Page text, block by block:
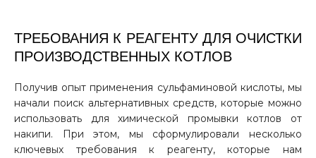
ТРЕБОВАНИЯ К РЕАГЕНТУ ДЛЯ ОЧИСТКИ
ПРОИЗВОДСТВЕННЫХ КОТЛОВ
Получив опыт применения сульфаминовой кислоты, мы
начали поиск альтернативных средств, которые можно
использовать для химической промывки котлов от
накипи. При этом, мы сформулировали несколько
ключевых требования к реагенту, которые нам